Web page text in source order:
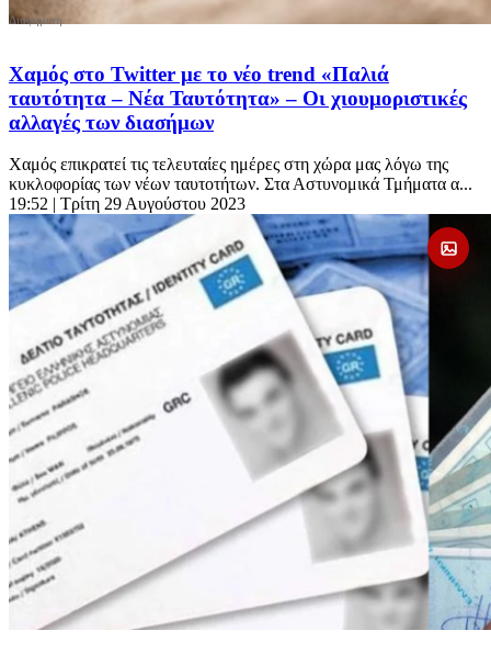
Χαμός στο Twitter με το νέο trend «Παλιά
ταυτότητα – Νέα Ταυτότητα» – Οι χιουμοριστικές
αλλαγές των διασήμων
Χαμός επικρατεί τις τελευταίες ημέρες στη χώρα μας λόγω της
κυκλοφορίας των νέων ταυτοτήτων. Στα Αστυνομικά Τμήματα α...
19:52 | Τρίτη 29 Αυγούστου 2023